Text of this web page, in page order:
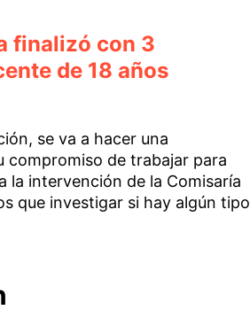
finalizó con 3
de 18 años
se va a hacer una
compromiso de trabajar para
la intervención de la Comisaría
que investigar si hay algún tipo